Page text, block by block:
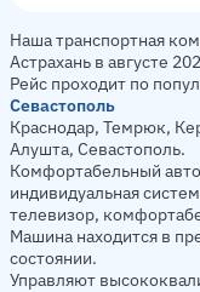
Наша транспортная
Астрахань в августе
Рейс проходит по
Севастополь
Краснодар, Темрюк,
Алушта, Севастополь.
Комфортабельный
индивидуальная
телевизор,
Машина находится в
состоянии.
Управляют